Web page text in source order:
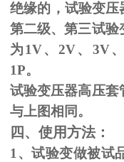
绝缘的，试验变压
第二级、第三试验
为1V、2V、3V
1P。
试验变压器高压套
与上图相同。
四、使用方法：
1、试验变做被试